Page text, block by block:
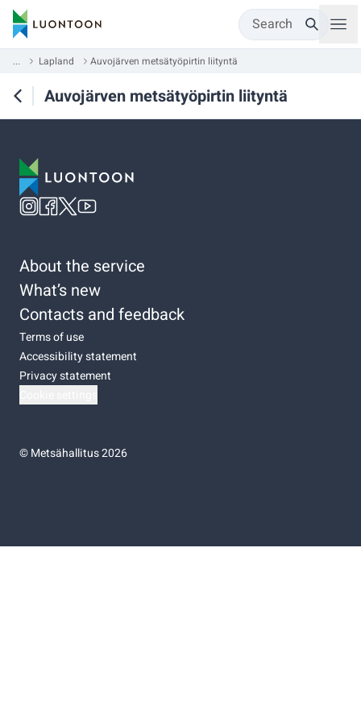
Search
... Lapland Auvojärven metsätyöpirtin liityntä
Auvojärven metsätyöpirtin liityntä
About the service
What’s new
Contacts and feedback
Terms of use
Accessibility statement
Privacy statement
©Metsähallitus 2026